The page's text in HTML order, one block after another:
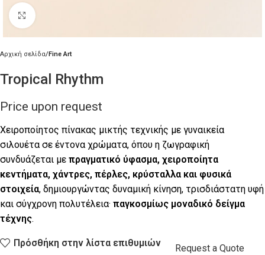
Κλικ για μεγέθυνση
Αρχική σελίδα Fine Art
Tropical Rhythm
Price upon request
Χειροποίητος πίνακας μικτής τεχνικής με γυναικεία
σιλουέτα σε έντονα χρώματα, όπου η ζωγραφική
συνδυάζεται με πραγματικό ύφασμα, χειροποίητα
κεντήματα, χάντρες, πέρλες, κρύσταλλα και φυσικά
στοιχεία, δημιουργώντας δυναμική κίνηση, τρισδιάστατη υφή
και σύγχρονη πολυτέλεια· παγκοσμίως μοναδικό δείγμα
τέχνης.
Πρόσθήκη στην λίστα επιθυμιών Request a Quote